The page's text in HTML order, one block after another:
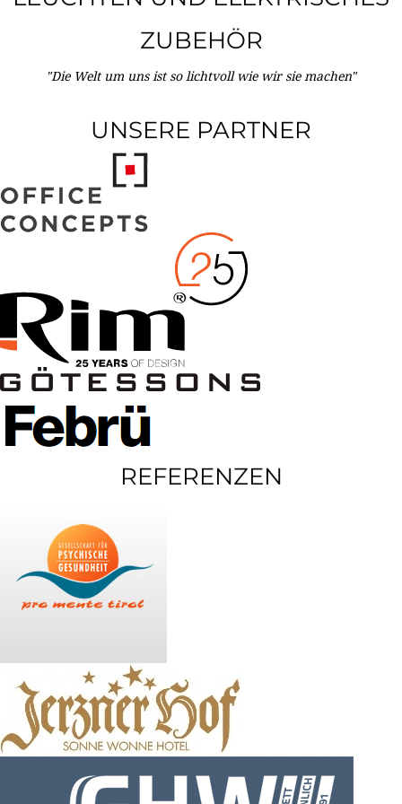
ZUBEHÖR
"Die Welt um uns ist so lichtvoll wie wir sie machen"
UNSERE PARTNER
REFERENZEN